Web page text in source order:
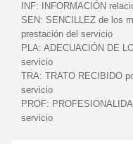
INF:
INFORMACIÓN
SEN: SENCILLEZ de los
prestación del servicio
PLA: ADECUACIÓN DE
servicio
TRA: TRATO RECIBIDO
servicio
PROF:
servicio